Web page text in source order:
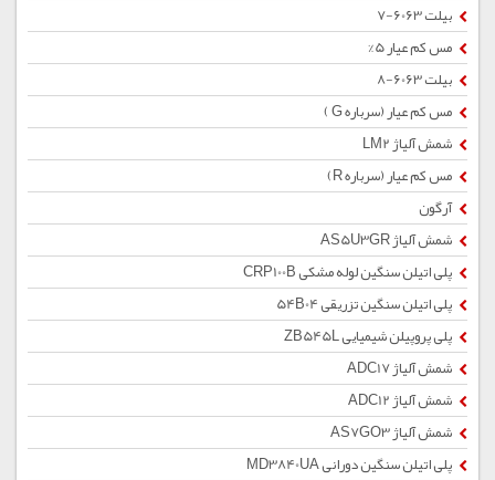
بیلت 6063-7
مس کم عیار 5%
بیلت 6063-8
مس کم عیار (سرباره G )
شمش آلیاژ LM2
مس کم عیار (سرباره R)
آرگون
شمش آلیاژ AS5U3GR
پلی اتیلن سنگین لوله مشکی CRP100B
پلی اتیلن سنگین تزریقی 54B04
پلی پروپیلن شیمیایی ZB545L
شمش آلیاژ ADC17
شمش آلیاژ ADC12
شمش آلیاژ AS7GO3
پلی اتیلن سنگین دورانی MD3840UA